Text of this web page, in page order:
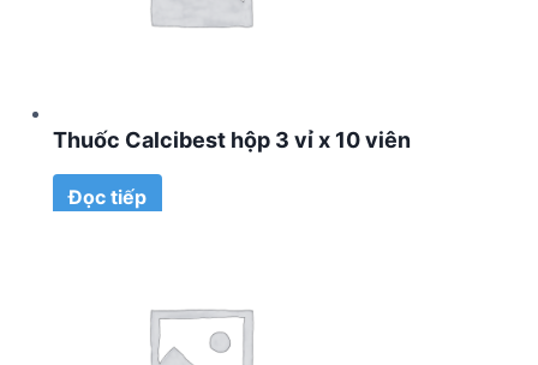
Thuốc Calcibest hộp 3 vỉ x 10 viên
Đọc tiếp